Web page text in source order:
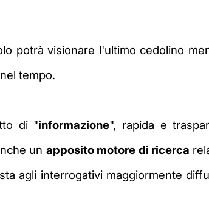
potrà visionare l'ultimo cedolino
tempo.
di "informazione", rapida e
un apposito motore di ricerca
agli interrogativi maggiormente